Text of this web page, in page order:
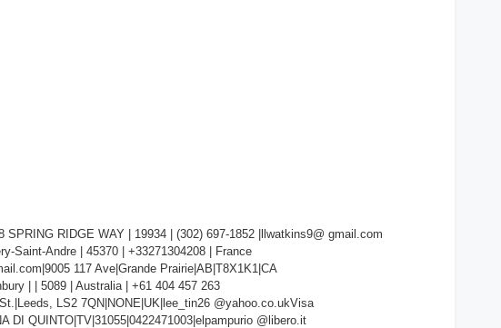
RIDGE WAY | 19934 | (302) 697-1852 |llwatkins9@ gmail.com
Saint-Andre | 45370 | +33271304208 | France
117 Ave|Grande Prairie|AB|T8X1K1|CA
| | 5089 | Australia | +61 404 457 263
LS2 7QN|NONE|UK|lee_tin26 @yahoo.co.ukVisa
DI QUINTO|TV|31055|0422471003|elpampurio @libero.it